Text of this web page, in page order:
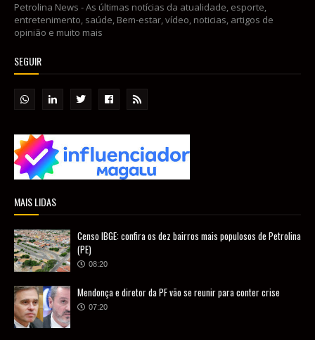
Petrolina News - As últimas notícias da atualidade, esporte,
entretenimento, saúde, Bem-estar, vídeo, noticias, artigos de
opinião e muito mais
SEGUIR
MAIS LIDAS
Censo IBGE: confira os dez bairros mais populosos de Petrolina
(PE)
08:20
Mendonça e diretor da PF vão se reunir para conter crise
07:20